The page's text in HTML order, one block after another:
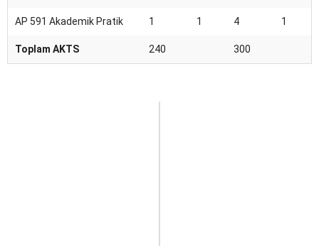
AP 591 Akademik Pratik 1 1 4 1
Toplam AKTS 240 300